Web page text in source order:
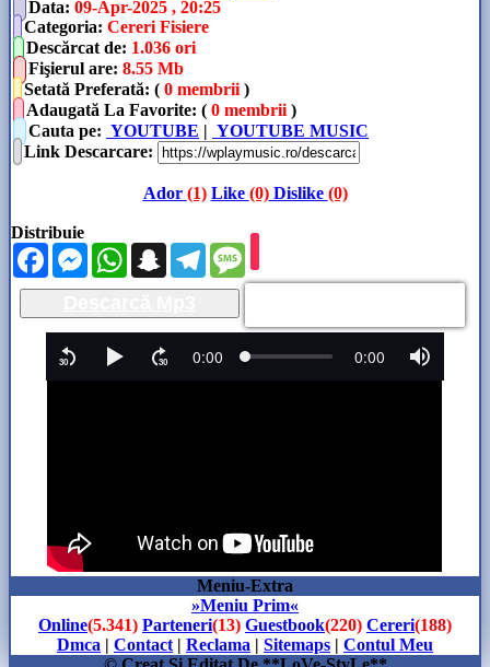
Data: 09-Apr-2025 , 20:25
Categoria: Cereri Fisiere
Descărcat de: 1.036 ori
Fişierul are: 8.55 Mb
Setată Preferată: ( 0 membrii )
Adaugată La Favorite: ( 0 membrii )
Cauta pe: YOUTUBE | YOUTUBE MUSIC
Link Descarcare:
Ador (1) Like (0)Dislike (0)
Distribuie
FacebookMessengerWhatsAppSnapchatTelegram
Meniu-Extra
»Meniu Prim«
Online(5.341) Parteneri(13) Guestbook(220) Cereri(188)
Dmca | Contact | Reclama | Sitemaps | Contul Meu